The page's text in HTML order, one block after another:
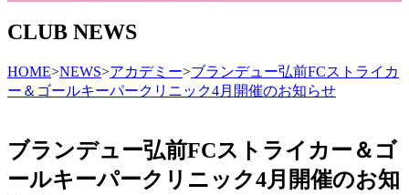
CLUB NEWS
HOME>NEWS>アカデミー>ブランデュー弘前FCストライカ
ー＆ゴールキーパークリニック4月開催のお知らせ
ブランデュー弘前FCストライカー＆ゴ
ールキーパークリニック4月開催のお知